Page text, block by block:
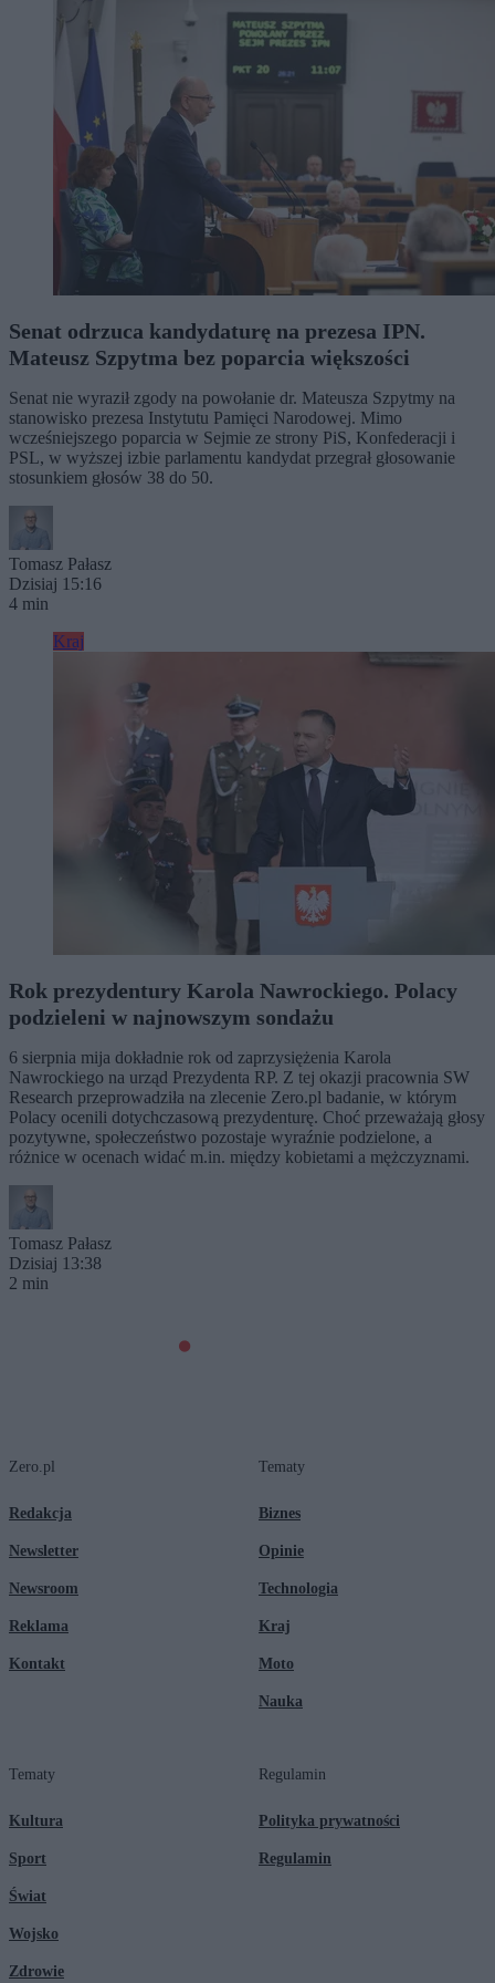
Senat odrzuca kandydaturę na prezesa IPN.
Mateusz Szpytma bez poparcia większości
Senat nie wyraził zgody na powołanie dr. Mateusza Szpytmy na
stanowisko prezesa Instytutu Pamięci Narodowej. Mimo
wcześniejszego poparcia w Sejmie ze strony PiS, Konfederacji i
PSL, w wyższej izbie parlamentu kandydat przegrał głosowanie
stosunkiem głosów 38 do 50.
Tomasz Pałasz
Dzisiaj 15:16
4 min
Kraj
Rok prezydentury Karola Nawrockiego. Polacy
podzieleni w najnowszym sondażu
6 sierpnia mija dokładnie rok od zaprzysiężenia Karola
Nawrockiego na urząd Prezydenta RP. Z tej okazji pracownia SW
Research przeprowadziła na zlecenie Zero.pl badanie, w którym
Polacy ocenili dotychczasową prezydenturę. Choć przeważają głosy
pozytywne, społeczeństwo pozostaje wyraźnie podzielone, a
różnice w ocenach widać m.in. między kobietami a mężczyznami.
Tomasz Pałasz
Dzisiaj 13:38
2 min
Zero.pl
Redakcja
Newsletter
Newsroom
Reklama
Kontakt
Tematy
Biznes
Opinie
Technologia
Kraj
Moto
Nauka
Tematy
Kultura
Sport
Świat
Wojsko
Zdrowie
Regulamin
Polityka prywatności
Regulamin